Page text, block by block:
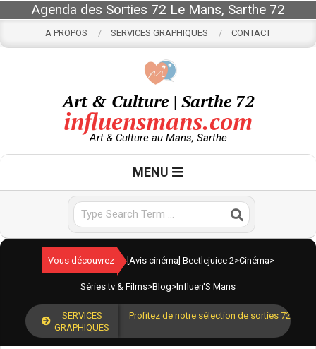
content
Agenda des Sorties 72 Le Mans, Sarthe 72
A PROPOS SERVICES GRAPHIQUES CONTACT
Art & Culture | Sarthe 72
influensmans.com
Art & Culture au Mans, Sarthe
MENU
Vous découvrez [Avis cinéma] Beetlejuice 2>Cinéma>
Séries tv & Films>Blog>Influen'S Mans
SERVICES
GRAPHIQUES
Profitez de notre sélection de sorties 72 pour